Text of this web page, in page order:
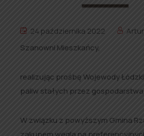
24 października 2022
Szanowni Mieszkańcy,
realizując prośbę Wojewody
paliw stałych przez
W związku z powyższym Gmina